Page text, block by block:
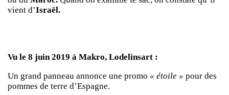
vient d’Israël.
Vu le 8 juin 2019 à Makro, Lodelinsart :
Un grand panneau annonce une promo « étoile » pour des
pommes de terre d’Espagne.